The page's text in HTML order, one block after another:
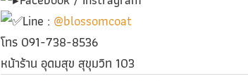
Line : @blossomcoat
โทร 091-738-8536
หน้าร้าน อุดมสุข สุขุมวิท 103